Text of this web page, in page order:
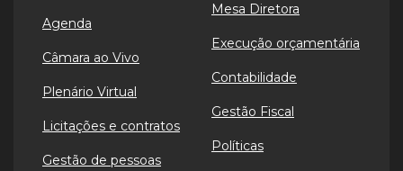
Agenda
Câmara ao Vivo
Plenário Virtual
Licitações e contratos
Gestão de pessoas
Mesa Diretora
Execução orçamentária
Contabilidade
Gestão Fiscal
Políticas